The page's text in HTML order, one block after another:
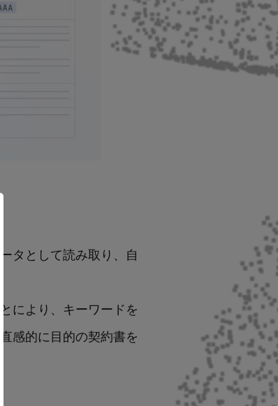
タとして読み取り、自
により、キーワードを
感的に目的の契約書を